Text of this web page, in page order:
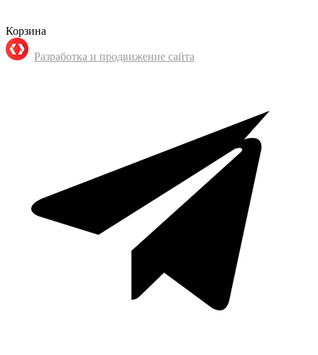
Корзина
Разработка и продвижение сайта